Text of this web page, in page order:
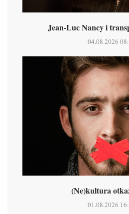
Jean-Luc Nancy i
04.08.2026
(Ne)kultura
01.08.2026